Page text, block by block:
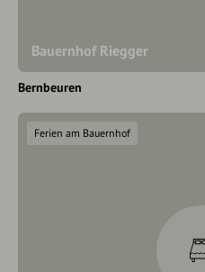
Bauernhof Riegger
Bernbeuren
Ferien am Bauernhof